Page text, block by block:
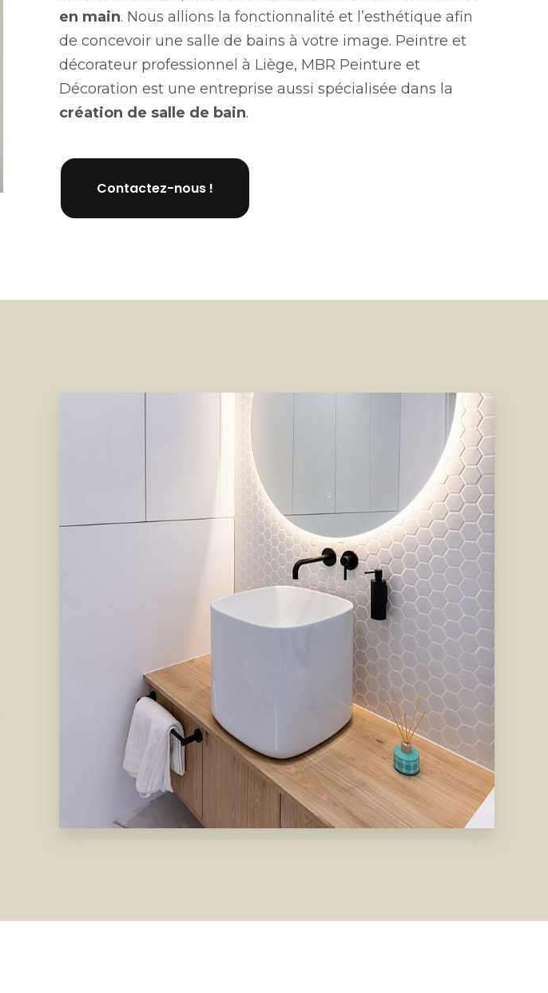
en main. Nous allions la fonctionnalité et l’esthétique afin
de concevoir une salle de bains à votre image. Peintre et
décorateur professionnel à Liège, MBR Peinture et
Décoration est une entreprise aussi spécialisée dans la
création de salle de bain.
Contactez-nous !